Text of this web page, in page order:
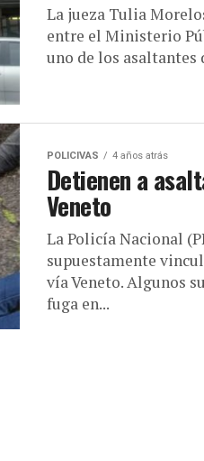
La jueza Tulia
entre el Ministerio
uno de los asaltantes
POLICIVAS 4 años atrás
Detienen a
Veneto
La Policía Nacional
supuestamente
vía Veneto. Algunos
fuga en...